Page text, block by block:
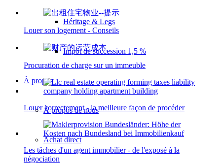
Héritage & Legs
Impôt de succession 1,5 %
À propos
À propos de nous
Achat direct
Louer son logement - Conseils
Procuration de charge sur un immeuble
Louer correctement - la meilleure façon de procéder
Les tâches d'un agent immobilier - de l'exposé à la
négociation